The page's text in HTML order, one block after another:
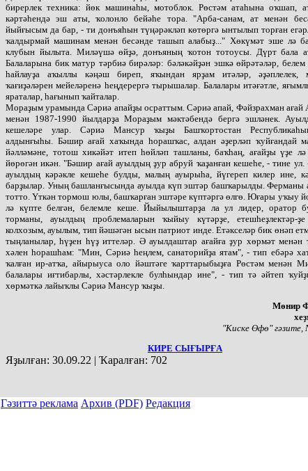
бирерлек техника: йөк машинаһы, мотоблок. Рөстәм атаһына оҡшап,
кәртәһендә эш аты, ҡолонло бейәһе тора. "Арба-санам, ат менән
йыйғысым да бар, - ти донъяһын түңәрәкләп көтөргә ынтылып торған
ҡалдырмай машинам менән бесәнде ташып алабыҙ..." Хөкүмәт эше лә
клубын йылыта. Миләүшә өйҙә, донъяның ҡотон тотоусы. Дүрт бала
Балаларына бик матур тәрбиә бирәләр: бәләкәйҙән эшкә өйрәтәләр,
һайлауҙа аҡыллы кәңәш биреп, яҡындан ярҙам итәләр, әҙәплелек,
ҡағиҙәләрен мейеләренә һеңдерергә тырышалар. Балалары итәғәтле,
яраталар, һағынып ҡайталар.
Мораҙым урамында Сәриә апайҙы осраттым. Сәриә апай, Фәйзрахман ағай
менән 1987-1990 йылдарҙа Мораҙым мәктәбендә бергә эшләнек.
кешеләре улар. Сәриә Мансур ҡыҙы Башҡортостан
алдынғыһы. Бәшир ағай хаҡында һорашҡас, алдан әҙерләп ҡуйғандай
йәлләмәне, тотош хикәйәт итеп һөйләп ташланы, баҡһаң, ағайҙы үҙе
йөрөгән икән. "Бәшир ағай ауылдың ҙур абруй ҡаҙанған кешеһе, - тине ул.
ауылдың кәрәкле кешеһе булды, малың ауырыһа, йүгереп килер ине,
барҙылар. Уның башланғысында ауылда күп эштәр башҡарылды. Ферманы
тотто. Үткән тормош юлы, башҡарған эштәре күптәргә өлгө. Юғары уҡыу
лә күпте белгән, белемле кеше. Йыйылыштарҙа ла ул лидер, оратор
торманы, ауылдың проблемаларын ҡыйыу күтәрҙе, етешһеҙлектәр-
колхозым, ауылым, тип йәшәгән ысын патриот инде. Етәкселәр бик өнәп
тыңланылар, һүҙен һүҙ иттеләр. Ә ауылдаштар ағайға ҙур хөрмәт менән
хәлен һорашһам: "Мин, Сәриә һеңлем, санаторийҙа ятам", - тип ебәрә
ҡалған ир-атҡа, айырыуса оло йәштәге ҡарттарыбыҙға Рөстәм менән
балалары иғтибарлы, хәстәрлекле булһындар ине", - тип тә әйтеп
хөрмәткә лайыҡлы Сәриә Мансур ҡыҙы.
Мөнир
"Киске Өфө"
КИРЕ СЫҒЫРҒА
Яҙылған: 30.09.22 | Ҡаралған: 702
Гәзиттә реклама Архив (PDF) Редакция